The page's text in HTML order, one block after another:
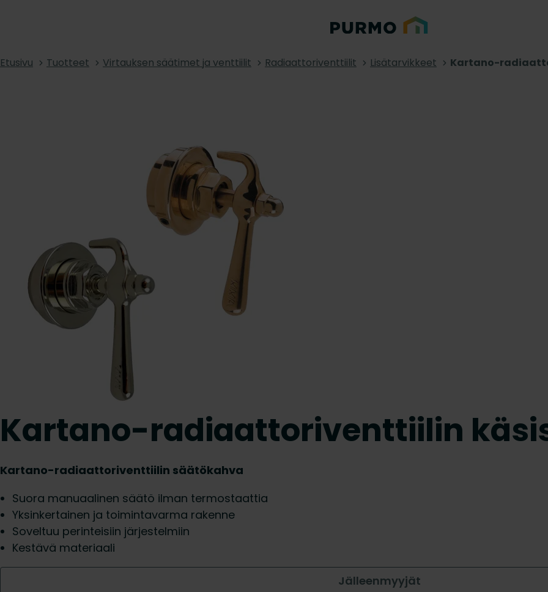
Etusivu Tuotteet Virtauksen säätimet ja venttiilit Radiaattoriventtiilit Lisätarvikkeet Kartano-
Kartano-radiaattoriventtiilin
Kartano-radiaattoriventtiilin säätökahva
Suora manuaalinen säätö ilman termostaattia
Yksinkertainen ja toimintavarma rakenne
Soveltuu perinteisiin järjestelmiin
Kestävä materiaali
Jälleenmyyjät